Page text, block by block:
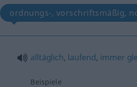
ordnungs-, vorschriftsmäßig,
alltäglich, laufend, immer
Beispiele